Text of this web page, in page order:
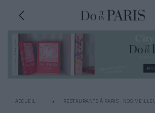
ACCUEIL RESTAURANTS À PARIS : NOS